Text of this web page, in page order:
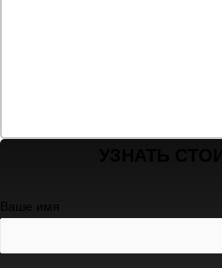
Ваше имя